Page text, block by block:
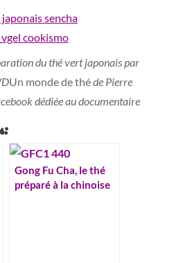
du thé vert japonais par
Un monde de théde Pierre
dédiée au documentaire
Gong Fu Cha, le thé
préparé à la chinoise